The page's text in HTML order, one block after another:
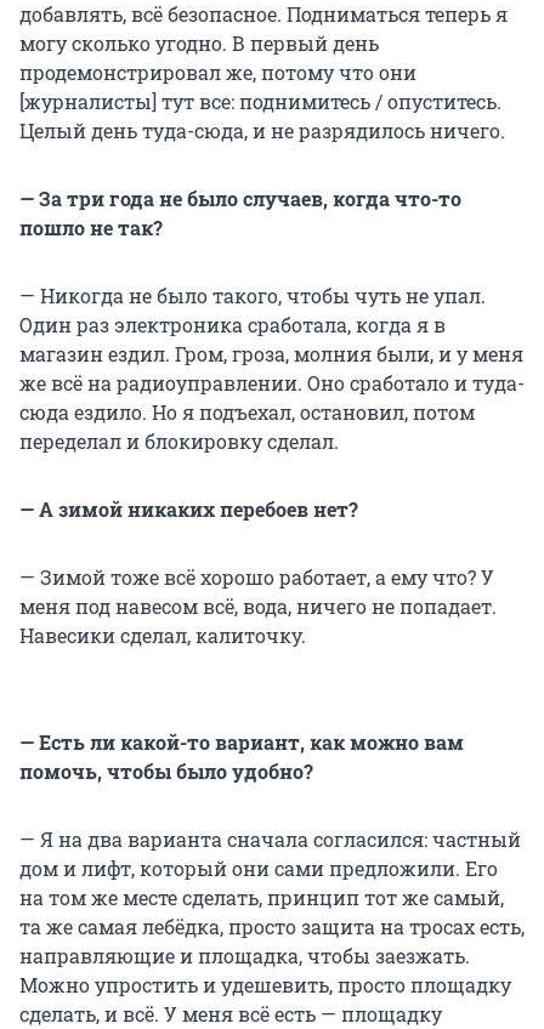
добавлять, всё безопасное. Подниматься теперь я
могу сколько угодно. В первый день
продемонстрировал же, потому что они
[журналисты] тут все: поднимитесь / опуститесь.
Целый день туда-сюда, и не разрядилось ничего.
— За три года не было случаев, когда что-то
пошло не так?
— Никогда не было такого, чтобы чуть не упал.
Один раз электроника сработала, когда я в
магазин ездил. Гром, гроза, молния были, и у меня
же всё на радиоуправлении. Оно сработало и туда-
сюда ездило. Но я подъехал, остановил, потом
переделал и блокировку сделал.
— А зимой никаких перебоев нет?
— Зимой тоже всё хорошо работает, а ему что? У
меня под навесом всё, вода, ничего не попадает.
Навесики сделал, калиточку.
— Есть ли какой-то вариант, как можно вам
помочь, чтобы было удобно?
— Я на два варианта сначала согласился: частный
дом и лифт, который они сами предложили. Его
на том же месте сделать, принцип тот же самый,
та же самая лебёдка, просто защита на тросах есть,
направляющие и площадка, чтобы заезжать.
Можно упростить и удешевить, просто площадку
сделать, и всё. У меня всё есть — площадку